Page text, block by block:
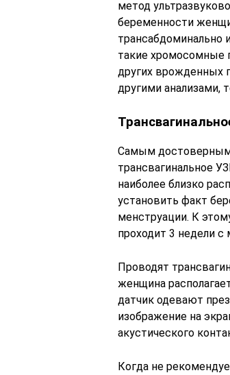
метод
беременности
трансабдоминально
такие хромосомные
других врожденных
другими анализами,
Самым достоверным
трансвагинальное
наиболее близко
установить факт
менструации. К
проходит 3 недели с
Проводят
женщина
датчик одевают
изображение на
акустического
Когда не